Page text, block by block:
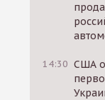
14:30 США